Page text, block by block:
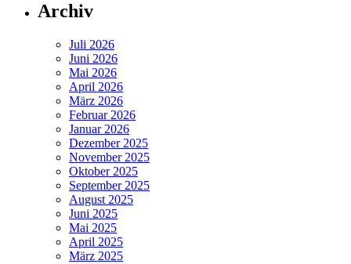
Archiv
Juli 2026
Juni 2026
Mai 2026
April 2026
März 2026
Februar 2026
Januar 2026
Dezember 2025
November 2025
Oktober 2025
September 2025
August 2025
Juni 2025
Mai 2025
April 2025
März 2025